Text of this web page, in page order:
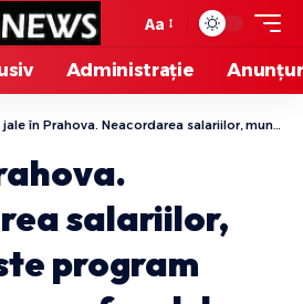
Aa
Administrație
în Prahova. Neacordarea salariilor, munca peste program neplătită sau refuzul de a acorda concediu de odihnă, obişnuinţă!
salariilor,
program